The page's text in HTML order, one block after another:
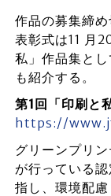
作品の募集締め
表彰式は11 月
私」作品集と
も紹介する。
第1回「印刷と
https://
グリーンプリ
が行っている
指し、環境配慮